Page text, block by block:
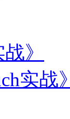
》
实战